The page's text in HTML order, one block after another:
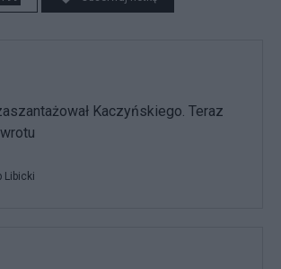
Kaczyńskiego. Teraz
Libicki